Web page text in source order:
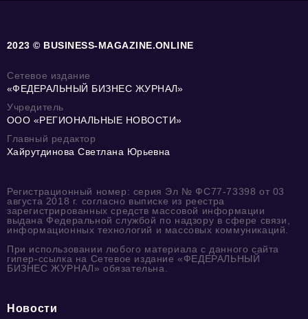
2023 © BUSINESS-MAGAZINE.ONLINE
Сетевое издание
«ФЕДЕРАЛЬНЫЙ БИЗНЕС ЖУРНАЛ»
Учредитель
ООО «РЕГИОНАЛЬНЫЕ НОВОСТИ»
Главный редактор
Хайрутдинова Светлана Юрьевна
Регистрационный номер: серия Эл № ФС77-73398 от 03
августа 2018 г. согласно выписке из реестра
зарегистрированных средств массовой информации
выдана Федеральной службой по надзору в сфере связи,
информационных технологий и массовых коммуникаций.
При использовании любого материала с данного сайта
гипер-ссылка на Сетевое издание «ФЕДЕРАЛЬНЫЙ
БИЗНЕС ЖУРНАЛ» обязательна.
Новости